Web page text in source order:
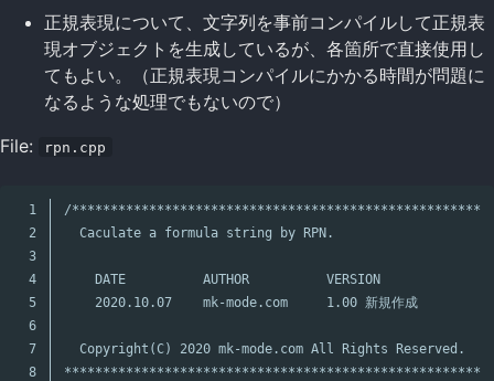
正規表現について、文字列を事前コンパイルして正規表
現オブジェクトを生成しているが、各箇所で直接使用し
てもよい。（正規表現コンパイルにかかる時間が問題に
なるような処理でもないので）
File:
rpn.cpp
1
2
3
4
5
6
7
8
/
  Caculate a formula string by RPN.
    DATE          AUTHOR          VERSION
    2020.10.07    mk-mode.com     1.00 新規作成
  Copyright(C) 2020 mk-mode.com All Rights Reserved.